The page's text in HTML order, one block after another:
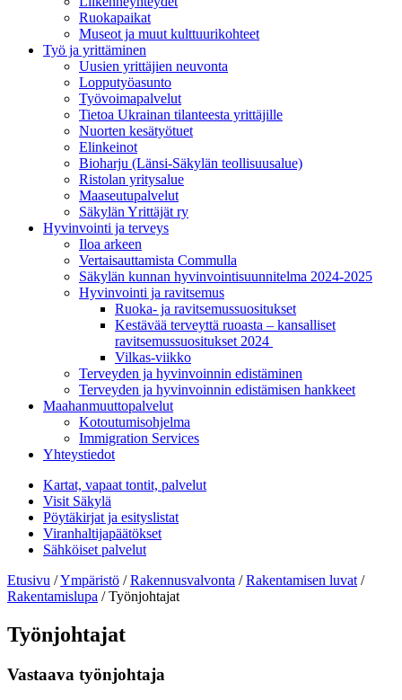
Ruokapaikat
Museot ja muut kulttuurikohteet
Työ ja yrittä­minen
Uusien yrittäjien neuvonta
Lopputyöasunto
Työvoimapalvelut
Tietoa Ukrainan tilanteesta yrittäjille
Nuorten kesätyötuet
Elinkeinot
Bioharju (Länsi-Säkylän teollisuusalue)
Ristolan yritysalue
Maaseutupalvelut
Säkylän Yrittäjät ry
Hyvinvointi ja terveys
Iloa arkeen
Vertaisauttamista Commulla
Säkylän kunnan hyvinvointisuunnitelma 2024-2025
Hyvinvointi ja ravitsemus
Ruoka- ja ravitsemussuositukset
Kestävää terveyttä ruoasta – kansalliset
ravitsemussuositukset 2024
Vilkas-viikko
Terveyden ja hyvinvoinnin edistäminen
Terveyden ja hyvinvoinnin edistämisen hankkeet
Maahanmuuttopalvelut
Kotoutumisohjelma
Immigration Services
Yhteystiedot
Kartat, vapaat tontit, palvelut
Visit Säkylä
Pöytäkirjat ja esityslistat
Viranhaltijapäätökset
Sähköiset palvelut
Etusivu /Ympäristö /Rakennusvalvonta /Rakentamisen luvat /
Rakentamislupa /Työnjohtajat
Työnjohtajat
Vastaava työnjohtaja